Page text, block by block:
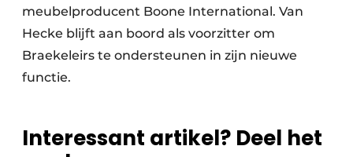
meubelproducent Boone International. Van
Hecke blijft aan boord als voorzitter om
Braekeleirs te ondersteunen in zijn nieuwe
functie.
Interessant artikel? Deel het